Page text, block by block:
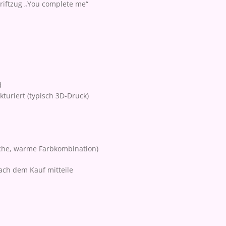
„You complete me“
(typisch 3D-Druck)
warme Farbkombination)
dem Kauf mitteile